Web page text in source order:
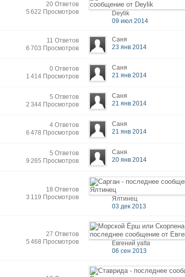
20 Ответов
5 622 Просмотров
Deylik
09 июл 2014
11 Ответов
6 703 Просмотров
Саня
23 янв 2014
0 Ответов
1 414 Просмотров
Саня
21 янв 2014
5 Ответов
2 344 Просмотров
Саня
21 янв 2014
4 Ответов
6 478 Просмотров
Саня
21 янв 2014
5 Ответов
9 265 Просмотров
Саня
20 янв 2014
18 Ответов
3 119 Просмотров
Ялтинец
03 дек 2013
27 Ответов
5 468 Просмотров
Евгений yalta
06 сен 2013